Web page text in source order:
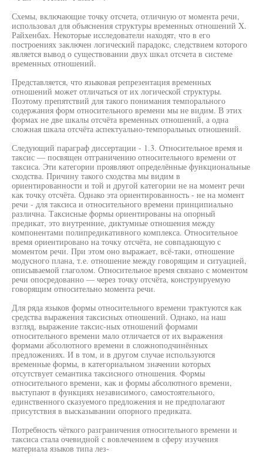
Схемы, включающие точку отсчета, отличную от момента речи,
использовал для объяснения структуры временных отношений X.
Райхенбах. Некоторые исследователи находят, что в его
построениях заключен логический парадокс, следствием которого
является вывод о существовании двух шкал отсчета в системе
временных отношений.
Представляется, что языковая репрезентация временных
отношений может отличаться от их логической структуры.
Поэтому препятствий для такого понимания темпорального
содержания форм относительного времени мы не видим. В этих
формах не две шкалы отсчёта временных отношений, а одна
сложная шкала отсчёта аспектуально-темпоральных отношений.
Следующий параграф диссертации - 1.3. Относительное время и
таксис — посвящен отграничению относительного времени от
таксиса. Эти категории проявляют определённые функциональные
сходства. Причину такого сходства мы видим в
ориентированности и той и другой категории не на момент речи
как точку отсчёта. Однако эта ориентированность - не на момент
речи - для таксиса и относительного времени принципиально
различна. Таксисные формы ориентированы на опорный
предикат, это внутренние, диктумные отношения между
компонентами полипредикативного комплекса. Относительное
время ориентировано на точку отсчёта, не совпадающую с
моментом речи. При этом оно выражает, всё-таки, отношение
модусного плана, т.е. отношение между говорящим и ситуацией,
описываемой глаголом. Относительное время связано с моментом
речи опосредованно — через точку отсчёта, конструируемую
говорящим относительно момента речи.
Для ряда языков формы относительного времени трактуются как
средства выражения таксисных отношений. Однако, на наш
взгляд, выражение таксис-ных отношений формами
относительного времени мало отличается от их выражения
формами абсолютного времени в сложноподчинённых
предложениях. И в том, и в другом случае используются
временные формы, в категориальном значении которых
отсутствует семантика таксисного отношения. Формы
относительного времени, как и формы абсолютного времени,
выступают в функциях независимого, самостоятельного,
единственного сказуемого предложения и не предполагают
присутствия в высказывании опорного предиката.
Потребность чёткого разграничения относительного времени и
таксиса стала очевидной с вовлечением в сферу изучения
материала языков типа лез-